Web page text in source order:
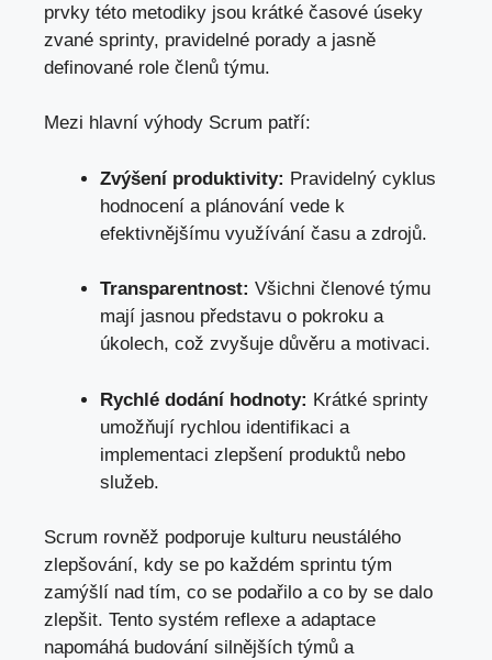
prvky této metodiky jsou krátké časové úseky
zvané sprinty, pravidelné porady a jasně
definované role členů týmu.
Mezi hlavní výhody Scrum patří:
Zvýšení produktivity: Pravidelný cyklus
hodnocení a plánování vede k
efektivnějšímu vyu­žívání času a zdrojů.
Transparentnost: Všichni členové týmu
mají jasnou představu o pokroku a
úkolech, což zvyšuje důvěru a motivaci.
Rychlé dodání hodnoty: Krátké sprinty
umožňují rychlou identifikaci a
implementaci zlepšení produktů nebo
služeb.
Scrum rovněž podporuje kulturu neustálého
zlepšování, kdy se po každém sprintu tým
zamýšlí nad tím, co se podařilo a co by se dalo
zlepšit. Tento systém reflexe a adaptace
napomáhá budování silnějších týmů a